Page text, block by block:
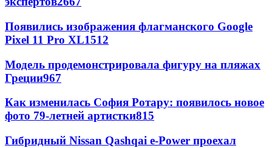
Появились изображения флагманского Google
Pixel 11 Pro XL1512
Модель продемонстрировала фигуру на пляжах
Греции967
Как изменилась София Ротару: появилось новое
фото 79-летней артистки815
Гибридный Nissan Qashqai e-Power проехал